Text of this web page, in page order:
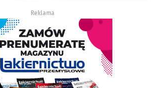
Reklama